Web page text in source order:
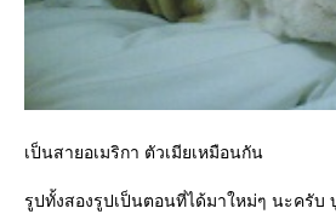
เป็นสายอเมริกา ตัวเมียเหมือนกัน
รูปทั้งสองรูปเป็นตอนที่ได้มาใหม่ๆ นะครับ